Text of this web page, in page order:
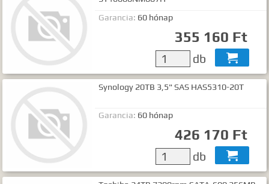
Speciális kifejezések:
Kezdő rész szó:
szórész*
Mindenképp szerepeljen:
+szó
Semmiképp ne szerepeljen:
-szó
Pontos egyezéshez mindkét esetben használhatja az idézőjeleket:
"szó1 szó2 szó..."
Garancia: 60 hónap
355 160 Ft
db 
Synology 20TB 3,5" SAS HAS5310-20T
Garancia: 60 hónap
426 170 Ft
db 